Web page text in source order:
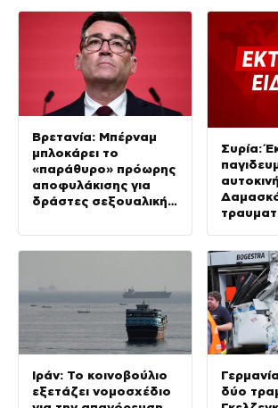
έρευνας
Βρετανία: Μπέρναμ
μπλοκάρει το
«παράθυρο» πρόωρης
αποφυλάκισης για
δράστες σεξουαλικής
παιδιών
Συρία:
Ιράν: Το κοινοβούλιο
εξετάζει νομοσχέδιο
δύο